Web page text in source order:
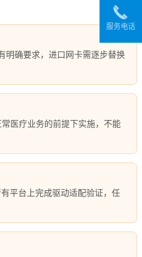
明确要求，进口网卡需逐步替换
医疗业务的前提下实施，不能
平台上完成驱动适配验证，任
服务电话